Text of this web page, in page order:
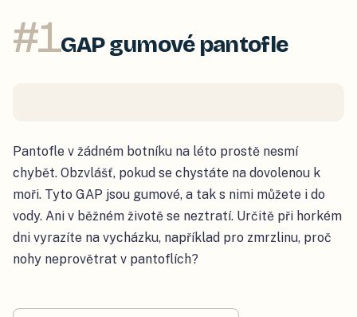
#1GAP gumové pantofle
Pantofle v žádném botníku na léto prostě nesmí
chybět. Obzvlášť, pokud se chystáte na dovolenou k
moři. Tyto GAP jsou gumové, a tak s nimi můžete i do
vody. Ani v běžném životě se neztratí. Určitě při horkém
dni vyrazíte na vycházku, například pro zmrzlinu, proč
nohy neprovětrat v pantoflích?